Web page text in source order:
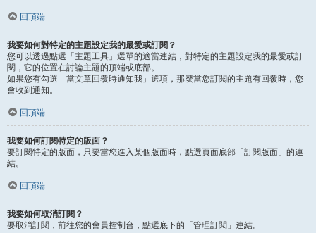
回頂端
我要如何對特定的主題設定我的最愛或訂閱？
您可以透過點選「主題工具」選單的適當連結，對特定的主題設定我的最愛或訂
閱，它的位置在討論主題的頂端或底部。
如果您有勾選「當文章回覆時通知我」選項，那麼當您訂閱的主題有回覆時，您
會收到通知。
回頂端
我要如何訂閱特定的版面？
要訂閱特定的版面，只要當您進入某個版面時，點選頁面底部「訂閱版面」的連
結。
回頂端
我要如何取消訂閱？
要取消訂閱，前往您的會員控制台，點選底下的「管理訂閱」連結。